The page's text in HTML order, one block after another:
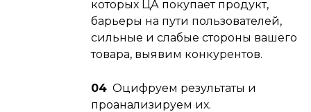
которых ЦА покупает продукт,
барьеры на пути пользователей,
сильные и слабые стороны вашего
товара, выявим конкурентов.
04 Оцифруем результаты и
проанализируем их.